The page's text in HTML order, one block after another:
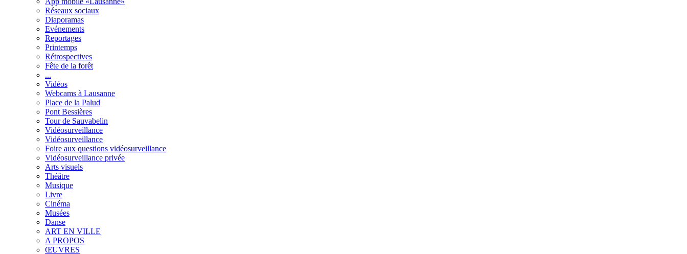
Réseaux sociaux
Diaporamas
Evénements
Reportages
Printemps
Rétrospectives
Fête de la forêt
...
Vidéos
Webcams à Lausanne
Place de la Palud
Pont Bessières
Tour de Sauvabelin
Vidéosurveillance
Vidéosurveillance
Foire aux questions vidéosurveillance
Vidéosurveillance privée
Arts visuels
Théâtre
Musique
Livre
Cinéma
Musées
Danse
ART EN VILLE
A PROPOS
ŒUVRES